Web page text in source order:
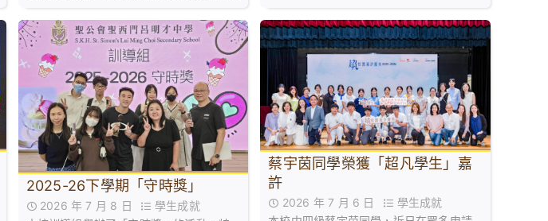
興趣。
2025-26下學期「守時獎」
2026 年 7 月 8 日
學生成就
蔡宇茵同學榮獲「超凡學生」嘉
許
2026 年 7 月 6 日
學生成就